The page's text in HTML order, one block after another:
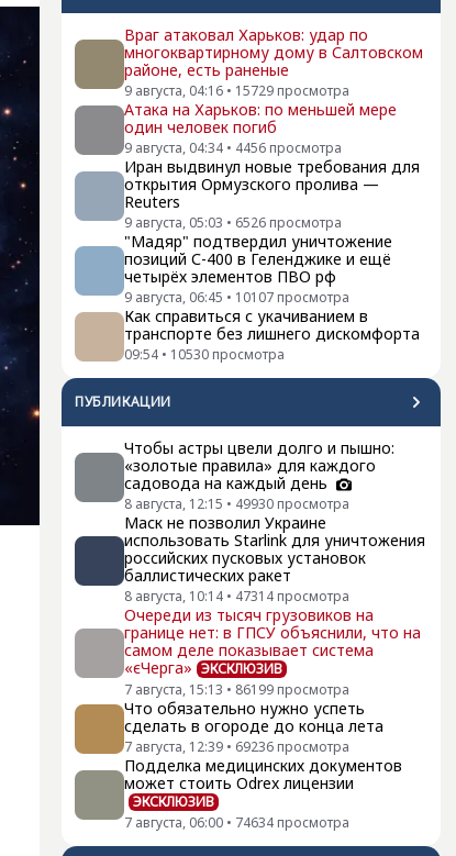
Враг атаковал Харьков: удар по
многоквартирному дому в Салтовском
районе, есть раненые
9 августа, 04:16 • 15729 просмотра
Атака на Харьков: по меньшей мере
один человек погиб
9 августа, 04:34 • 4456 просмотра
Иран выдвинул новые требования для
открытия Ормузского пролива —
Reuters
9 августа, 05:03 • 6526 просмотра
"Мадяр" подтвердил уничтожение
позиций С-400 в Геленджике и ещё
четырёх элементов ПВО рф
9 августа, 06:45 • 10107 просмотра
Как справиться с укачиванием в
транспорте без лишнего дискомфорта
09:54 • 10530 просмотра
ПУБЛИКАЦИИ
Чтобы астры цвели долго и пышно:
«золотые правила» для каждого
садовода на каждый день
8 августа, 12:15 • 49930 просмотра
Маск не позволил Украине
использовать Starlink для уничтожения
российских пусковых установок
баллистических ракет
8 августа, 10:14 • 47314 просмотра
Очереди из тысяч грузовиков на
границе нет: в ГПСУ объяснили, что на
самом деле показывает система
«єЧерга» ЭКСКЛЮЗИВ
7 августа, 15:13 • 86199 просмотра
Что обязательно нужно успеть
сделать в огороде до конца лета
7 августа, 12:39 • 69236 просмотра
Подделка медицинских документов
может стоить Odrex лицензии
ЭКСКЛЮЗИВ
7 августа, 06:00 • 74634 просмотра